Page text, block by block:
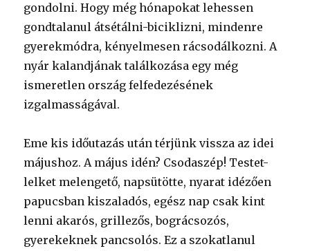
gondolni. Hogy még hónapokat lehessen
gondtalanul átsétálni-biciklizni, mindenre
gyerekmódra, kényelmesen rácsodálkozni. A
nyár kalandjának találkozása egy még
ismeretlen ország felfedezésének
izgalmasságával.
Eme kis időutazás után térjünk vissza az idei
májushoz. A május idén? Csodaszép! Testet-
lelket melengető, napsütötte, nyarat idézően
papucsban kiszaladós, egész nap csak kint
lenni akarós, grillezős, bográcsozós,
gyerekeknek pancsolós. Ez a szokatlanul